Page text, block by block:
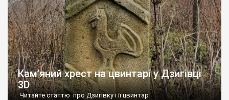
Кам’яний хрест на цвинтарі у Дзигівці
3D
Читайте статтю про Дзигівку і її цвинтар